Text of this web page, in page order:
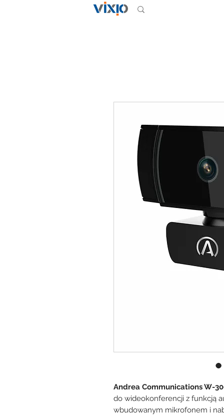
Andrea Communications W-
do wideokonferencji z funkcją
wbudowanym mikrofonem i